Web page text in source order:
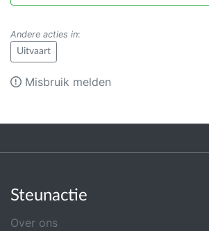
Andere acties in:
Uitvaart
Misbruik melden
Steunactie
Over ons